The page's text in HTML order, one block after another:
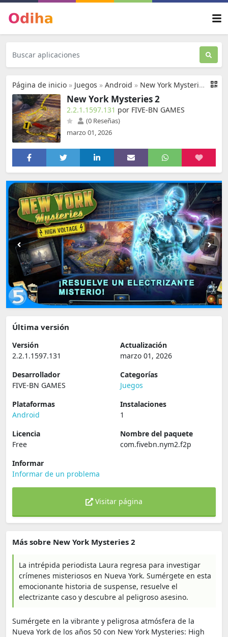
Página de inicio » Juegos » Android » New York Mysteries 2
New York Mysteries 2
2.2.1.1597.131 por FIVE-BN GAMES
(0 Reseñas)
marzo 01, 2026
Última versión
Versión
2.2.1.1597.131
Actualización
marzo 01, 2026
Desarrollador
FIVE-BN GAMES
Categorías
Juegos
Plataformas
Android
Instalaciones
1
Licencia
Free
Nombre del paquete
com.fivebn.nym2.f2p
Informar
Informar de un problema
Visitar página
Más sobre New York Mysteries 2
La intrépida periodista Laura regresa para investigar
crímenes misteriosos en Nueva York. Sumérgete en esta
emocionante historia de suspense, resuelve el
electrizante caso y descubre al peligroso asesino.
Sumérgete en la vibrante y peligrosa atmósfera de la
Nueva York de los años 50 con New York Mysteries: High